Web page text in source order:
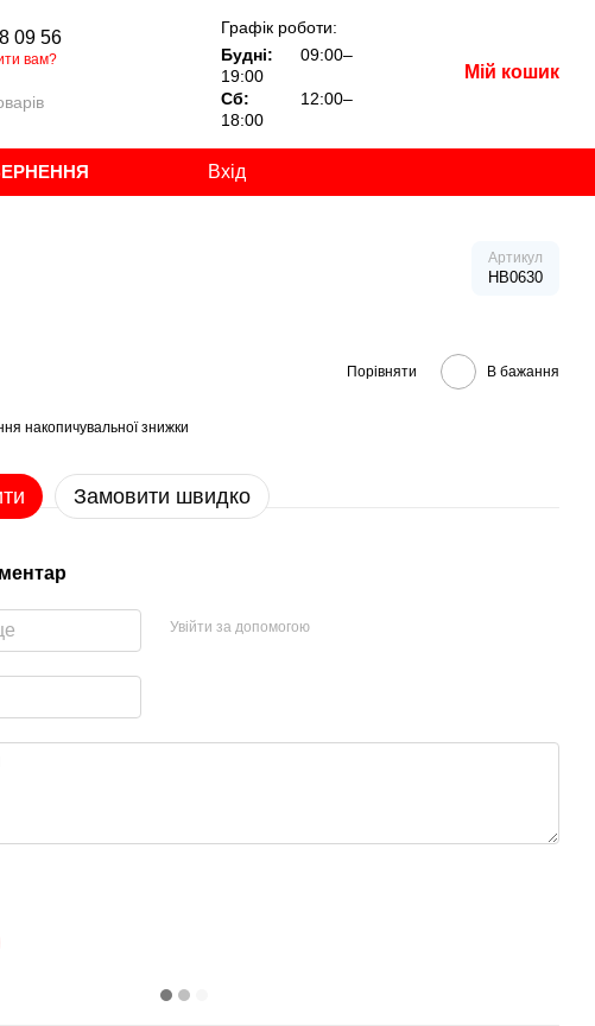
09 56
вам?
Графік роботи:
Будні:
09:00–
19:00
Сб:
12:00–
18:00
Мій кошик
Вхід
Артикул
HB0630
Порівняти В бажання
накопичувальної знижки
Замовити швидко
Увійти за допомогою